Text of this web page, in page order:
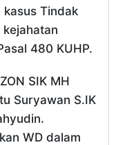
Tindak
480 KUHP.
SIK MH
Suryawan S.IK
WD dalam